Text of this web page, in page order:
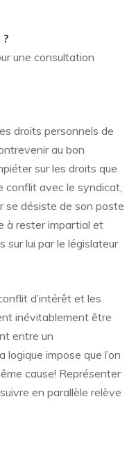
une consultation
droits personnels de
au bon
sur les droits que
conflit avec le syndicat,
se désiste de son poste
à rester impartial et
sur lui par le législateur
d’intérêt et les
inévitablement être
entre un
impose que l’on
cause! Représenter
en parallèle relève